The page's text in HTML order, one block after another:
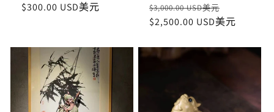
定
$300.00 USD美元
定
價
$3,000.00 USD美元
價
$2,500.00 USD美元